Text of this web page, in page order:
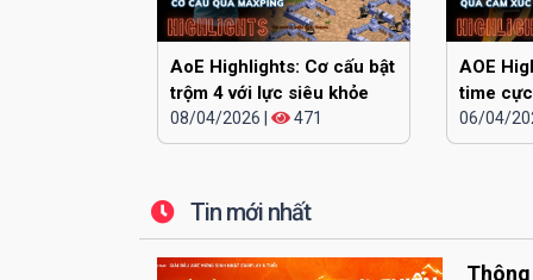
AoE Highlights: Cơ cấu bật
trộm 4 với lực siêu khỏe
08/04/2026 471
AOE
time
06/04/
Tin mới nhất